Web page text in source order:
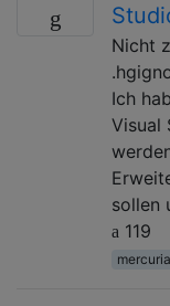
Nicht
Ich
Visual
sollen
119